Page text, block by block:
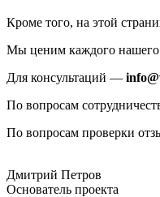
Кроме того, на этой
Мы ценим каждого нашего
Для консультаций —
По вопросам
По вопросам проверки
Дмитрий Петров
Основатель проекта